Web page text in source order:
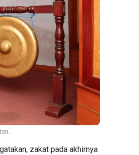
zakat pada akhirnya